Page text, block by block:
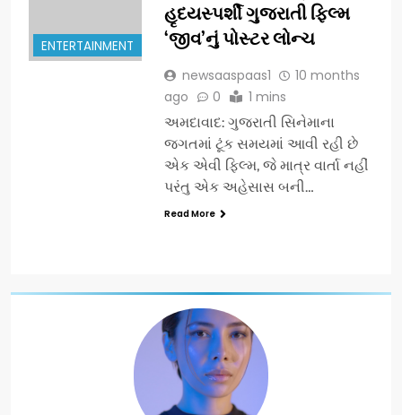
ENTERTAINMENT
હૃદયસ્પર્શી ગુજરાતી ફિલ્મ
‘જીવ’નું પોસ્ટર લોન્ચ
newsaaspaas1
10 months
ago
0 1 mins
અમદાવાદ: ગુજરાતી સિનેમાના
જગતમાં ટૂંક સમયમાં આવી રહી છે
એક એવી ફિલ્મ, જે માત્ર વાર્તા નહીં
પરંતુ એક અહેસાસ બની…
Read More